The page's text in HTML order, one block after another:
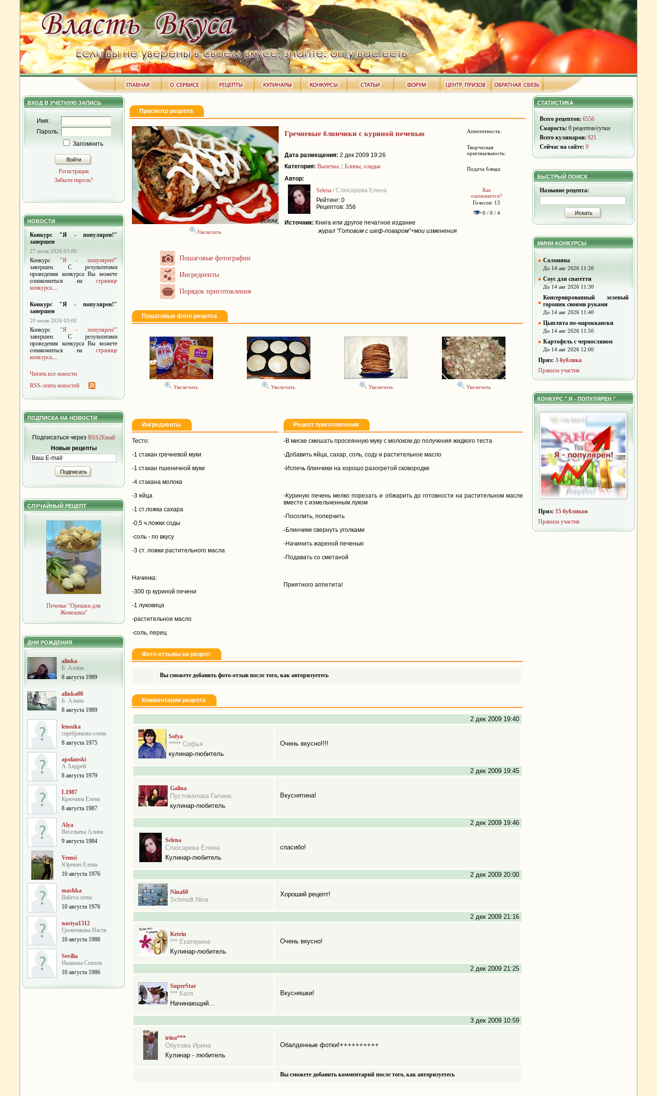
ВХОД В УЧЕТНУЮ ЗАПИСЬ
Имя:
Пароль:
Запомнить
Войти
Регистрация
Забыли пароль?
НОВОСТИ
Конкурс "Я - популярен!"
завершен
27 июля 2026 03:00
Конкурс"Я - популярен!"
завершен. С результатами
проведения конкурса Вы можете
ознакомиться на странице
конкурса....
Конкурс "Я - популярен!"
завершен
20 июля 2026 03:00
Конкурс "Я - популярен!"
завершен. С результатами
проведения конкурса Вы можете
ознакомиться на странице
конкурса....
Читать все новости
RSS-лента новостей
ПОДПИСКА НА НОВОСТИ
Подписаться черезRSS2Email
Новые рецепты
Подписать
СЛУЧАЙНЫЙ РЕЦЕПТ
Печенье "Орешки для
Женюшки"
ДНИ РОЖДЕНИЯ
alinka
Б. Алина
8 августа 1989
alinka08
Б. Алина
8 августа 1989
lenozka
серебрякова елена
8 августа 1975
apolanski
А Андрей
8 августа 1979
L1987
Крючина Елена
8 августа 1987
Alya
Весельева Алина
9 августа 1984
Vemsi
Юревич Елена
10 августа 1976
mashka
Balieva zema
10 августа 1976
nastya1312
Громенкова Настя
10 августа 1988
Sevilia
Иванова Севиля
10 августа 1986
Просмотр рецепта
Увеличить
Пошаговые фотографии
Ингредиенты
Порядок приготовления
Гречневые блинчики с куриной печенью Аппетитность:
Творческая
оригинальность:
Подача блюда:
Как
оценивается?
Голосов: 13
0 / 0 / 4
Дата размещения: 2 дек 2009 19:26
Категория: Выпечка :: Блины, оладьи
Автор:
Selena / Слюсарева Елена
Рейтинг: 0
Рецептов: 356
Источник: Книга или другое печатное издание
журал "Готовим с шеф-поваром"+мои изменения
Пошаговые фото рецепта
Увеличить Увеличить Увеличить Увеличить
Ингредиенты Рецепт приготовления
Тесто:
-1 стакан гречневой муки
-1 стакан пшеничной муки
-4 стакана молока
-3 яйца
-1 ст.ложка сахара
-0,5 ч.ложки соды
-соль - по вкусу
-3 ст. ложки растительного масла
Начинка:
-300 гр куриной печени
-1 луковица
-растительное масло
-соль, перец
-В миске смешать просеянную муку с молоком до получения жидкого теста
-Добавить яйца, сахар, соль, соду и растительное масло
-Испечь блинчики на хорошо разогретой сковородке
-Куриную печень мелко порезать и обжарить до готовности на растительном масле
вместе с измельченным луком
-Посолить, поперчить
-Блинчики свернуть уголками
-Начинить жареной печенью
-Подавать со сметаной
Приятного аппетита!
Фото-отзывы на рецепт
Вы сможете добавить фото-отзыв после того, как авторизуетесь
Комментарии рецепта
2 дек 2009 19:40
Sofya
***** Софья
кулинар-любитель
Очень вкусно!!!!
2 дек 2009 19:45
Galina
Пустовалова Галина
кулинар-любитель
Вкуснятина!
2 дек 2009 19:46
Selena
Слюсарева Елена
Кулинар-любитель
спасибо!
2 дек 2009 20:00
Nina60
Schmidt Nina
Хороший рецепт!
2 дек 2009 21:16
Ketrin
*** Екатерина
Кулинар-любитель
Очень вкусно!
2 дек 2009 21:25
SuperStar
*** Катя
Начинающий...
Вкусняшки!
3 дек 2009 10:59
irina***
Обухова Ирина
Кулинар - любитель
Обалденные фотки!++++++++++
Вы сможете добавить комментарий после того, как авторизуетесь
СТАТИСТИКА
Всего рецептов: 6556
Скорость:0 рецептов/сутки
Всего кулинаров: 921
Сейчас на сайте: 0
БЫСТРЫЙ ПОИСК
Название рецепта:
Искать
МИНИ-КОНКУРСЫ
Солонина
До 14 авг 2026 11:20
Соус для спагетти
До 14 авг 2026 11:30
Консервированный зеленый
горошек своими руками
До 14 авг 2026 11:40
Цыплята по-мароккански
До 14 авг 2026 11:50
Картофель с черносливом
До 14 авг 2026 12:00
Приз: 3 бублика
Правила участия
КОНКУРС " Я - ПОПУЛЯРЕН "
Приз: 15 бубликов
Правила участия